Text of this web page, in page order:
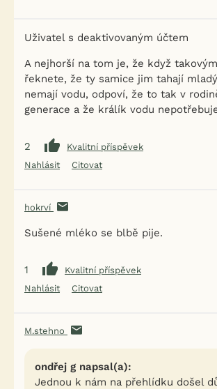
Uživatel s deaktivovaným účtem
A nejhorší na tom je, že když
řeknete, že ty samice jim tahají
nemají vodu, odpoví, že to tak v
generace a že králík vodu
2
Kvalitní příspěvek
Nahlásit
Citovat
hokrví
Sušené mléko se blbě pije.
1
Kvalitní příspěvek
Nahlásit
Citovat
M.stehno
ondřej g napsal(a):
Jednou k nám na přehlídku došel